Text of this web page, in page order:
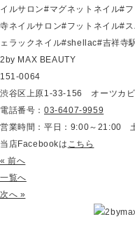
イルサロン#マグネットネイル#
寺ネイルサロン#フットネイル#
ェラックネイル#shellac#吉祥寺
2by MAX BEAUTY
151-0064
渋谷区上原1-33-156 オーツカ
電話番号： 03-6407-9959
営業時間：平日：9:00～21:00
当店Facebookは こちら
« 前へ
一覧へ
次へ »